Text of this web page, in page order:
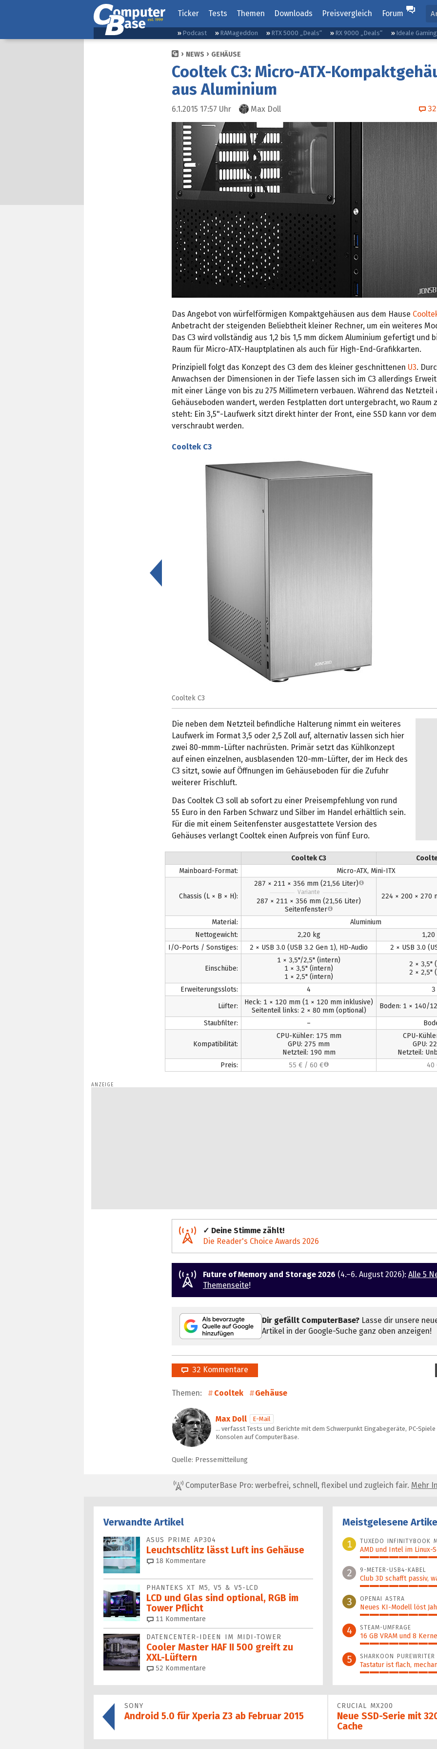
Ticker Tests Themen Downloads Preisvergleich Forum
Podcast RAMageddon RTX 5000 „Deals“ RX 9000 „Deals“ Ideale
NEWS GEHÄUSE
Cooltek C3: Micro-ATX-
aus Aluminium
6.1.2015 17:57 Uhr Max Doll 32
Das Angebot von würfelförmigen Kompaktgehäusen aus dem Hause
Anbetracht der steigenden Beliebtheit kleiner Rechner, um ein weiteres
Das C3 wird vollständig aus 1,2 bis 1,5 mm dickem Aluminium gefertigt und
Raum für Micro-ATX-Hauptplatinen als auch für High-End-Grafikkarten.
Prinzipiell folgt das Konzept des C3 dem des kleiner geschnittenen U3.
Anwachsen der Dimensionen in der Tiefe lassen sich im C3 allerdings
mit einer Länge von bis zu 275 Millimetern verbauen. Während das Netzteil
Gehäuseboden wandert, werden Festplatten dort untergebracht, wo Raum
steht: Ein 3,5"-Laufwerk sitzt direkt hinter der Front, eine SSD kann vor
verschraubt werden.
Cooltek C3
Cooltek C3
<
Die neben dem Netzteil befindliche Halterung nimmt ein weiteres
Laufwerk im Format 3,5 oder 2,5 Zoll auf, alternativ lassen sich hier
zwei 80-mmm-Lüfter nachrüsten. Primär setzt das Kühlkonzept
auf einen einzelnen, ausblasenden 120-mm-Lüfter, der im Heck des
C3 sitzt, sowie auf Öffnungen im Gehäuseboden für die Zufuhr
weiterer Frischluft.
Das Cooltek C3 soll ab sofort zu einer Preisempfehlung von rund
55 Euro in den Farben Schwarz und Silber im Handel erhältlich sein.
Für die mit einem Seitenfenster ausgestattete Version des
Gehäuses verlangt Cooltek einen Aufpreis von fünf Euro.
Cooltek C3
Mainboard-Format:
Micro-ATX, Mini-ITX
Chassis (L × B × H):
287 × 211 × 356 mm (21,56 Liter)
Variante
287 × 211 × 356 mm (21,56 Liter)
Seitenfenster
224 × 200 × 270
Material:
Aluminium
Nettogewicht:
2,20 kg
I/O-Ports / Sonstiges:
2 × USB 3.0 (USB 3.2 Gen 1), HD-Audio 2 × USB 3.0
Einschübe:
1 × 3,5"/2,5" (intern)
1 × 3,5" (intern)
1 × 2,5" (intern)
2 × 3,5"
2 × 2,5"
Erweiterungsslots: 4
3
Lüfter:
Heck: 1 × 120 mm (1 × 120 mm inklusive)
Seitenteil links: 2 × 80 mm (optional)
Boden: 1 × 140/
Staubfilter: –
Kompatibilität:
CPU-Kühler: 175 mm
GPU: 275 mm
Netzteil: 190 mm
CPU-
GPU:
Netzteil:
Preis:
55 € / 60 € 40
✓ Deine Stimme zählt!
Die Reader's Choice Awards 2026
Future of Memory and Storage 2026 (4.–6. August 2026): Alle 5
Themenseite!
Dir gefällt ComputerBase? Lasse dir unsere
Artikel in der Google-Suche ganz oben anzeigen!
32 Kommentare
Themen: Cooltek Gehäuse
Max Doll
E-Mail
… verfasst Tests und Berichte mit dem Schwerpunkt Eingabegeräte, PC-
Konsolen auf ComputerBase.
Quelle: Pressemitteilung
ComputerBase Pro: werbefrei, schnell, flexibel und zugleich fair. Mehr
Verwandte Artikel
ASUS PRIME AP304
Leuchtschlitz lässt Luft ins Gehäuse
18 Kommentare
PHANTEKS XT M5, V5 & V5-LCD
LCD und Glas sind optional, RGB im
Tower Pflicht
11 Kommentare
DATENCENTER-IDEEN IM MIDI-TOWER
Cooler Master HAF II 500 greift zu
XXL-Lüftern
52 Kommentare
Meistgelesene
1
TUXEDO INFINITYBOOK
AMD und Intel im Linux-
100%
2 9-METER-USB4-KABEL
Club 3D schafft passiv,
47%
3 OPENAI ASTRA
Neues KI-Modell löst
44%
4 STEAM-UMFRAGE
16 GB VRAM und 8
43%
5 SHARKOON
Tastatur ist flach,
41%
SONY
Android 5.0 für Xperia Z3 ab Februar 2015
CRUCIAL MX200
Neue SSD-Serie mit
Cache